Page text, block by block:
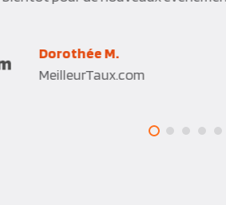
Hélène L.